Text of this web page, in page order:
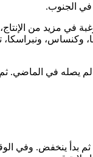
في الجنوب.
مزيد من
وكنساس،
في الماضي. ثم